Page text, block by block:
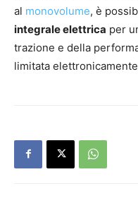
al monovolume, è
integrale elettrica per
trazione e della
limitata